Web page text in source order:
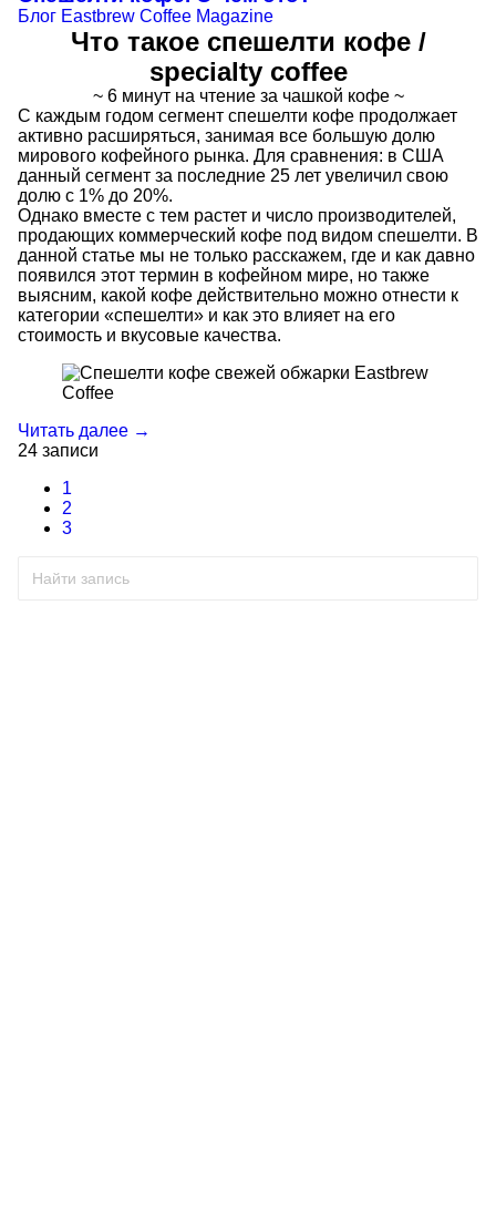
Блог Eastbrew Coffee Magazine
Что такое спешелти кофе /
specialty coffee
~ 6 минут на чтение за чашкой кофе ~
С каждым годом сегмент спешелти кофе продолжает
активно расширяться, занимая все большую долю
мирового кофейного рынка. Для сравнения: в США
данный сегмент за последние 25 лет увеличил свою
долю с 1% до 20%.
Однако вместе с тем растет и число производителей,
продающих коммерческий кофе под видом спешелти. В
данной статье мы не только расскажем, где и как давно
появился этот термин в кофейном мире, но также
выясним, какой кофе действительно можно отнести к
категории «спешелти» и как это влияет на его
стоимость и вкусовые качества.
Читать далее →
24 записи
1
2
3